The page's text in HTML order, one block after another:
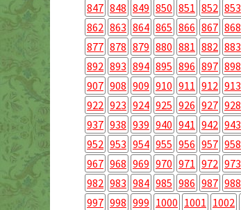
847 848 849 850 851 852 853
862 863 864 865 866 867 868
877 878 879 880 881 882 883
892 893 894 895 896 897 898
907 908 909 910 911 912 913
922 923 924 925 926 927 928
937 938 939 940 941 942 943
952 953 954 955 956 957 958
967 968 969 970 971 972 973
982 983 984 985 986 987 988
997 998 999 1000 1001 1002